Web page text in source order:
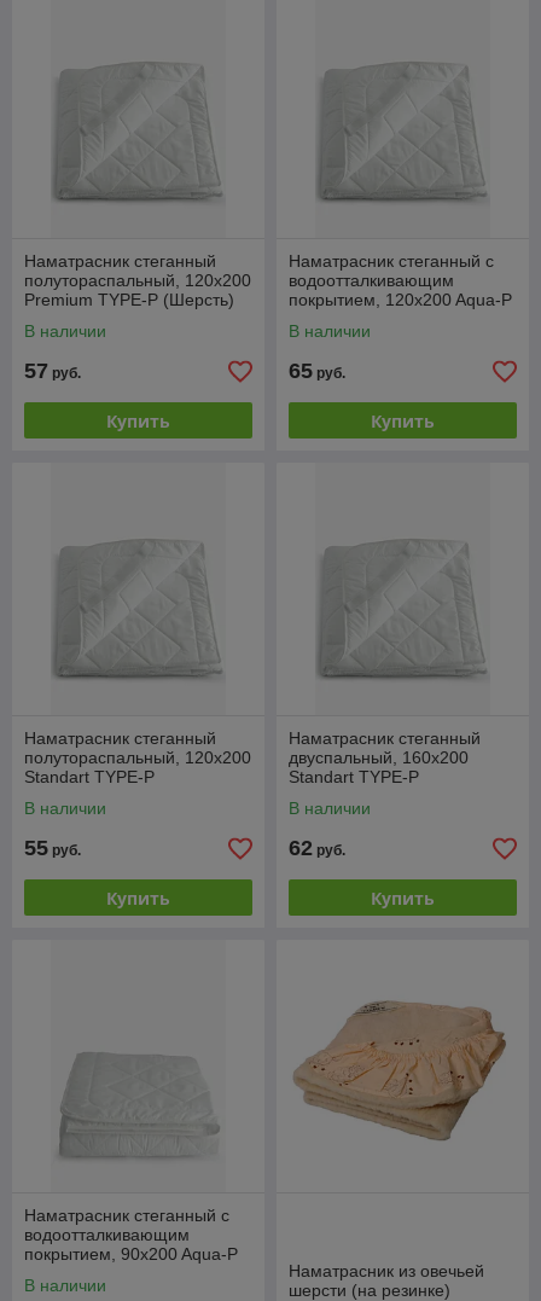
Наматрасник стеганный
полутораспальный, 120x200
Premium TYPE-P (Шерсть)
В наличии
57 руб.
Купить
Наматрасник стеганный с
водоотталкивающим
покрытием, 120x200 Aqua-P
В наличии
65 руб.
Купить
Наматрасник стеганный
полутораспальный, 120x200
Standart TYPE-P
В наличии
55 руб.
Купить
Наматрасник стеганный
двуспальный, 160x200
Standart TYPE-P
В наличии
62 руб.
Купить
Наматрасник стеганный с
водоотталкивающим
покрытием, 90x200 Aqua-P
В наличии
Наматрасник из овечьей
шерсти (на резинке)